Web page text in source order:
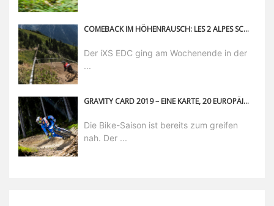
COMEBACK IM HÖHENRAUSCH: LES 2 ALPES SCHREIBT GESCHICHTE
Der iXS EDC ging am Wochenende in der
...
GRAVITY CARD 2019 – EINE KARTE, 20 EUROPÄISCHE BIKEPARKS
Die Bike-Saison ist bereits zum greifen
nah. Der ...